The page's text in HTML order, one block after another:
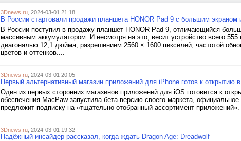
3Dnews.ru , 2024-03-01 21:18
В России стартовали продажи планшета HONOR Pad 9 с большим
В России поступил в продажу планшет HONOR Pad 9, отличающийся
массивным аккумулятором. И несмотря на это, весит устройство всего
диагональю 12,1 дюйма, разрешением 2560 × 1600 пикселей, частотой
цветов и оттенков....
3Dnews.ru , 2024-03-01 20:05
Первый альтернативный магазин приложений для iPhone готов к открытию
Один из первых сторонних магазинов приложений для iOS готовится к
обеспечения MacPaw запустила бета-версию своего маркета,
предложит подписку на «тщательно отобранный ассортимент
3Dnews.ru , 2024-03-01 19:32
Надёжный инсайдер рассказал, когда ждать Dragon Age: Dreadwolf